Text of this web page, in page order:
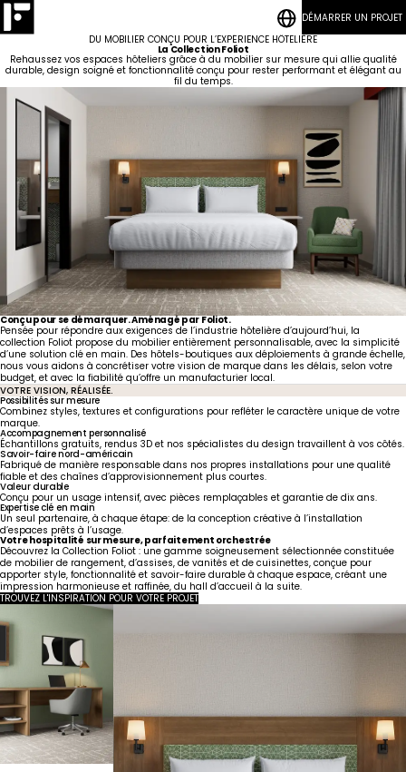
étudiantes
Hôtellerie
Logement
collectif
Résidences
à coucher
Salons
Aires
Communes
et Lounge
Cuisinettes
Hôtel
Lobbies
Qui
nous
sommes
Développement
durable
équipe
CONTACT
BLOGUES
Programme Quick-Ship
CONTACT
DÉMARRER UN PROJET
DU MOBILIER CONÇU POUR L’EXPÉRIENCE HÔTELIÈRE
La Collection Foliot
Rehaussez vos espaces hôteliers grâce à du mobilier sur mesure qui allie qualité
durable, design soigné et fonctionnalité conçu pour rester performant et élégant au
fil du temps.
Conçu pour se démarquer. Aménagé par Foliot.
Pensée pour répondre aux exigences de l’industrie hôtelière d’aujourd’hui, la
collection Foliot propose du mobilier entièrement personnalisable, avec la simplicité
d’une solution clé en main. Des hôtels-boutiques aux déploiements à grande échelle,
nous vous aidons à concrétiser votre vision de marque dans les délais, selon votre
budget, et avec la fiabilité qu’offre un manufacturier local.
VOTRE VISION, RÉALISÉE.
Possibilités sur mesure
Combinez styles, textures et configurations pour refléter le caractère unique de votre
marque.
Accompagnement personnalisé
Échantillons gratuits, rendus 3D et nos spécialistes du design travaillent à vos côtés.
Savoir-faire nord-américain
Fabriqué de manière responsable dans nos propres installations pour une qualité
fiable et des chaînes d’approvisionnement plus courtes.
Valeur durable
Conçu pour un usage intensif, avec pièces remplaçables et garantie de dix ans.
Expertise clé en main
Un seul partenaire, à chaque étape: de la conception créative à l’installation
d’espaces prêts à l’usage.
Votre hospitalité sur mesure, parfaitement orchestrée
Découvrez la Collection Foliot : une gamme soigneusement sélectionnée constituée
de mobilier de rangement, d’assises, de vanités et de cuisinettes, conçue pour
apporter style, fonctionnalité et savoir-faire durable à chaque espace, créant une
impression harmonieuse et raffinée, du hall d’accueil à la suite.
TROUVEZ L'INSPIRATION POUR VOTRE PROJET